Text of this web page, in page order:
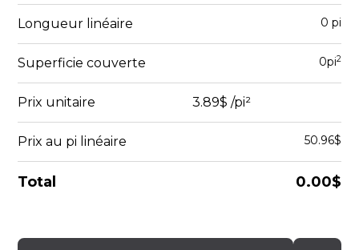
Longueur linéaire 0 pi
Superficie couverte 0pi2
Prix unitaire 3.89$ /pi²
Prix au pi linéaire 50.96$
Total 0.00$